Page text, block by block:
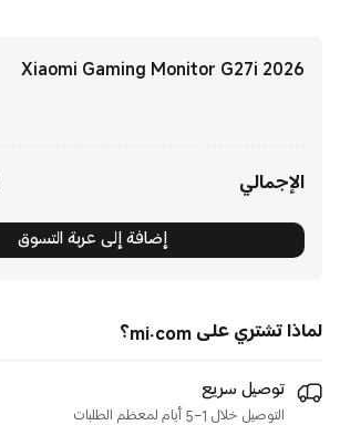
Xiaomi Gaming Monitor G27i 2026
الإجمالي
إضافة إلى عربة التسوق
لماذا تشتري على mi.com؟
توصيل سريع
التوصيل خلال 1–5 أيام لمعظم الطلبات